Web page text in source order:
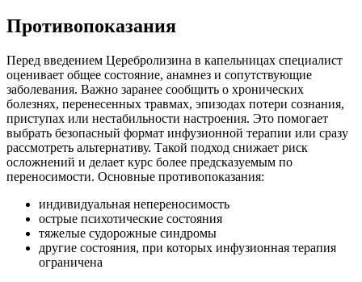
Противопоказания
Перед введением Церебролизина в капельницах специалист
оценивает общее состояние, анамнез и сопутствующие
заболевания. Важно заранее сообщить о хронических
болезнях, перенесенных травмах, эпизодах потери сознания,
приступах или нестабильности настроения. Это помогает
выбрать безопасный формат инфузионной терапии или сразу
рассмотреть альтернативу. Такой подход снижает риск
осложнений и делает курс более предсказуемым по
переносимости. Основные противопоказания:
индивидуальная непереносимость
острые психотические состояния
тяжелые судорожные синдромы
другие состояния, при которых инфузионная терапия
ограничена